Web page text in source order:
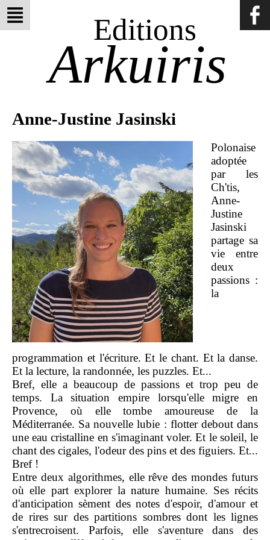
Editions
Arkuiris
Anne-Justine Jasinski
Polonaise
adoptée
par les
Ch'tis,
Anne-
Justine
Jasinski
partage sa
vie entre
deux
passions :
la
programmation et l'écriture. Et le chant. Et la danse.
Et la lecture, la randonnée, les puzzles. Et...
Bref, elle a beaucoup de passions et trop peu de
temps. La situation empire lorsqu'elle migre en
Provence, où elle tombe amoureuse de la
Méditerranée. Sa nouvelle lubie : flotter debout dans
une eau cristalline en s'imaginant voler. Et le soleil, le
chant des cigales, l'odeur des pins et des figuiers. Et...
Bref !
Entre deux algorithmes, elle rêve des mondes futurs
où elle part explorer la nature humaine. Ses récits
d'anticipation sèment des notes d'espoir, d'amour et
de rires sur des partitions sombres dont les lignes
s'entrecroisent. Parfois, elle s'aventure dans des